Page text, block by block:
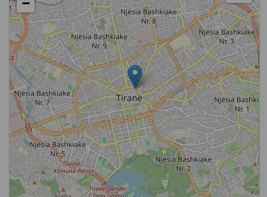
−